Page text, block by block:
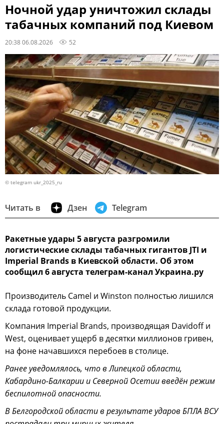
Ночной удар уничтожил склады
табачных компаний под Киевом
20:38 06.08.2026 52
© telegram ukr_2025_ru
Читать в Дзен Telegram
Ракетные удары 5 августа разгромили
логистические склады табачных гигантов JTI и
Imperial Brands в Киевской области. Об этом
сообщил 6 августа телеграм-канал Украина.ру
Производитель Camel и Winston полностью лишился
склада готовой продукции.
Компания Imperial Brands, производящая Davidoff и
West, оценивает ущерб в десятки миллионов гривен,
на фоне начавшихся перебоев в столице.
Ранее уведомлялось, что в Липецкой области,
Кабардино-Балкарии и Северной Осетии введён режим
беспилотной опасности.
В Белгородской области в результате ударов БПЛА ВСУ